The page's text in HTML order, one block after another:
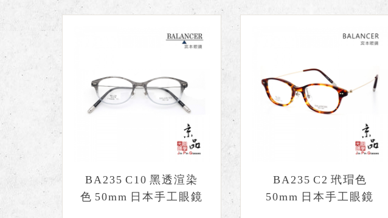
BA235 C10 黑透渲染
色 50mm 日本手工眼鏡
BA235 C2 玳瑁色
50mm 日本手工眼鏡